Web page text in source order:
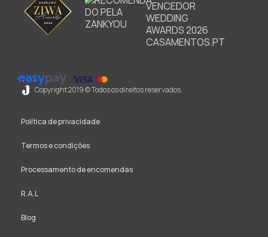
Copyright 2019 © Todos os direitos reservados.
Política de privacidade
Termos e condições
Processamento de encomendas
R.A.L
Blog